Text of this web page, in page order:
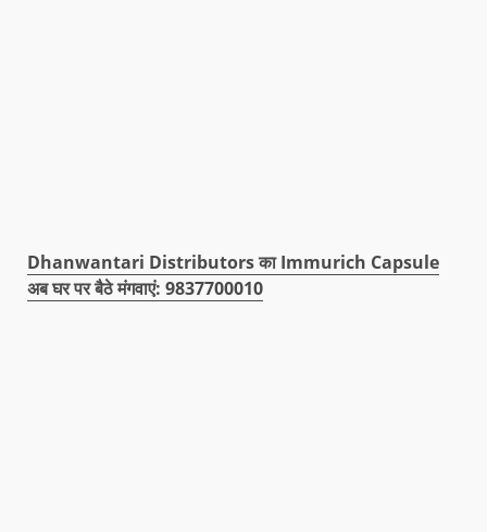
Dhanwantari Distributors का Immurich Capsule
अब घर पर बैठे मंगवाएं: 9837700010